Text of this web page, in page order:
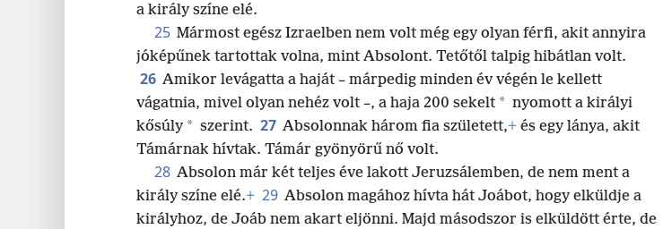
a király színe elé.
25 Mármost egész Izraelben nem volt még egy olyan férfi, akit annyira
jóképűnek tartottak volna, mint Absolont. Tetőtől talpig hibátlan volt.
26 Amikor levágatta a haját – márpedig minden év végén le kellett
vágatnia, mivel olyan nehéz volt –, a haja 200 sekelt * nyomott a királyi
kősúly * szerint. 27 Absolonnak három fia született,+ és egy lánya, akit
Támárnak hívtak. Támár gyönyörű nő volt.
28 Absolon már két teljes éve lakott Jeruzsálemben, de nem ment a
király színe elé.+ 29 Absolon magához hívta hát Joábot, hogy elküldje a
királyhoz, de Joáb nem akart eljönni. Majd másodszor is elküldött érte, de